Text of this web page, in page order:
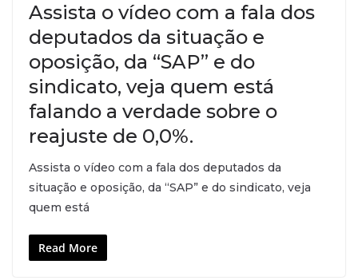
Assista o vídeo com a fala dos
deputados da situação e
oposição, da “SAP” e do
sindicato, veja quem está
falando a verdade sobre o
reajuste de 0,0%.
Assista o vídeo com a fala dos deputados da
situação e oposição, da “SAP” e do sindicato, veja
quem está
Read More